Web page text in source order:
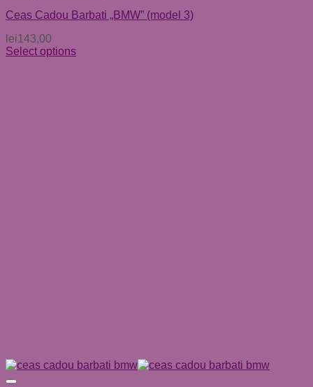
Ceas Cadou Barbati „BMW” (model 3)
lei143,00
Select options